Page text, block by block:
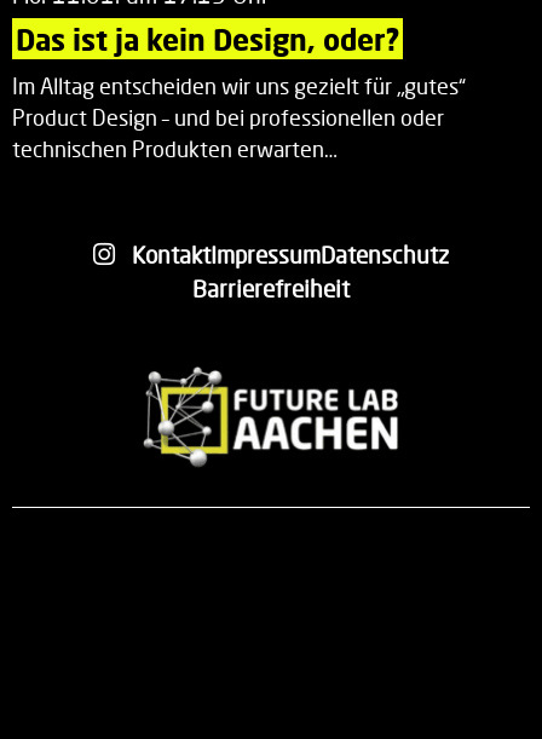
Das ist ja kein Design, oder?
Im Alltag entscheiden wir uns gezielt für „gutes“
Product Design – und bei professionellen oder
technischen Produkten erwarten…
KontaktImpressumDatenschutz
Barrierefreiheit